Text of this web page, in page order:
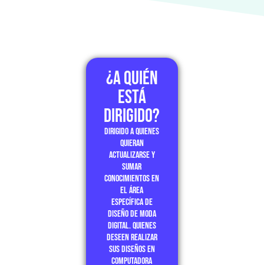
¿a quién
está
dirigido?
Dirigido a quienes
quieran
actualizarse y
sumar
conocimientos en
el área
específica de
diseño de moda
digital. Quienes
deseen realizar
sus diseños en
computadora